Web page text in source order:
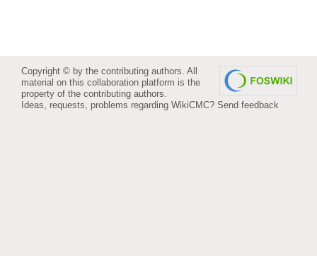
Copyright © by the contributing authors. All
material on this collaboration platform is the
property of the contributing authors.
Ideas, requests, problems regarding WikiCMC? Send feedback